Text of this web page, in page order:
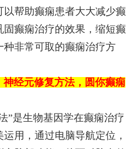
以帮助癫痫患者大大减少癫
癫痫治疗的效果，缩短癫
种非常可取的癫痫治疗方
神经元修复方法，圆你癫痫
”是生物基因学在癫痫治疗
用，通过电脑导航定位，